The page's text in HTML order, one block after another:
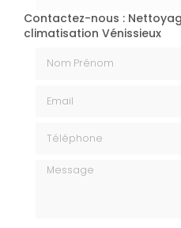
Contactez-nous :
climatisation Vénissieux
Message